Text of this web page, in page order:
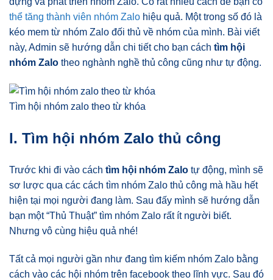
thể tăng thành viên nhóm Zalo hiệu quả. Một trong số đó là
kéo mem từ nhóm Zalo đối thủ về nhóm của mình. Bài viết
này, Admin sẽ hướng dẫn chi tiết cho bạn cách tìm hội
nhóm Zalo theo nghành nghề thủ công cũng như tự động.
Tìm hội nhóm zalo theo từ khóa
I. Tìm hội nhóm Zalo thủ công
Trước khi đi vào cách tìm hội nhóm Zalo tự động, mình sẽ
sơ lược qua các cách tìm nhóm Zalo thủ công mà hầu hết
hiện tại mọi người đang làm. Sau đấy mình sẽ hướng dẫn
bạn một “Thủ Thuật” tìm nhóm Zalo rất ít người biết.
Nhưng vô cùng hiệu quả nhé!
Tất cả mọi người gần như đang tìm kiếm nhóm Zalo bằng
cách vào các hội nhóm trên facebook theo lĩnh vực. Sau đó